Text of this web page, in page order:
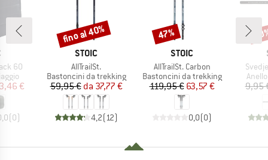
60
ridotto
€
(0)
MARCHIO
STOIC
Articolo
AllTrailSt.
Gruppo di prodotti
Bastoncini da trekking
Prezzo
59,95 € Prezzo ridotto
da 37,77 €
4,2(12)
Sconto
fino al 40%
MARCHIO
STOIC
Articolo
AllTrailSt. Carbon
Gruppo di prodotti
Bastoncini da trekking
Prezzo
119,95 €Prezzo ridotto
63,57 €
0,0(0)
Sconto
47%
9,95